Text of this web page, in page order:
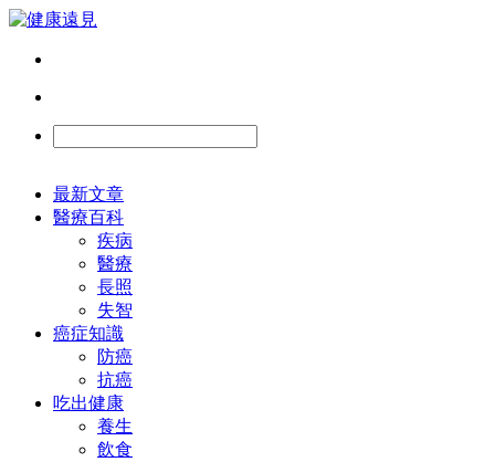
最新文章
醫療百科
疾病
醫療
長照
失智
癌症知識
防癌
抗癌
吃出健康
養生
飲食